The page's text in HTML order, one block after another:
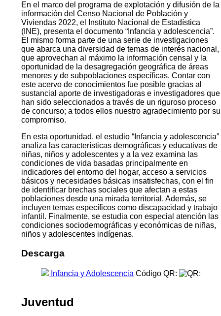
En el marco del programa de explotación y difusión de la
información del Censo Nacional de Población y
Viviendas 2022, el Instituto Nacional de Estadística
(INE), presenta el documento “Infancia y adolescencia”.
El mismo forma parte de una serie de investigaciones
que abarca una diversidad de temas de interés nacional,
que aprovechan al máximo la información censal y la
oportunidad de la desagregación geográfica de áreas
menores y de subpoblaciones específicas. Contar con
este acervo de conocimientos fue posible gracias al
sustancial aporte de investigadoras e investigadores que
han sido seleccionados a través de un riguroso proceso
de concurso; a todos ellos nuestro agradecimiento por su
compromiso.
En esta oportunidad, el estudio “Infancia y adolescencia”
analiza las características demográficas y educativas de
niñas, niños y adolescentes y a la vez examina las
condiciones de vida basadas principalmente en
indicadores del entorno del hogar, acceso a servicios
básicos y necesidades básicas insatisfechas, con el fin
de identificar brechas sociales que afectan a estas
poblaciones desde una mirada territorial. Además, se
incluyen temas específicos como discapacidad y trabajo
infantil. Finalmente, se estudia con especial atención las
condiciones sociodemográficas y económicas de niñas,
niños y adolescentes indígenas.
Descarga
Infancia y Adolescencia Código QR:
Juventud